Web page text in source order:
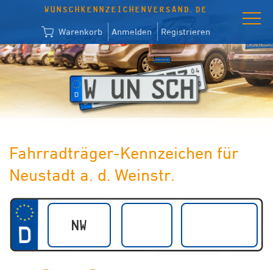
WUNSCHKENNZEICHENVERSAND.DE
Warenkorb Anmelden Registrieren
Fahrradträger-Kennzeichen für
Neustadt a. d. Weinstr.